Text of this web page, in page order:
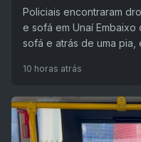
Policiais encontraram
e sofá em Unaí
sofá e atrás de uma pia,
10 horas atrás